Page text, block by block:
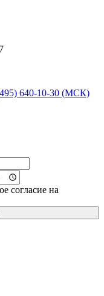
640-10-30 (МСК)
согласие на